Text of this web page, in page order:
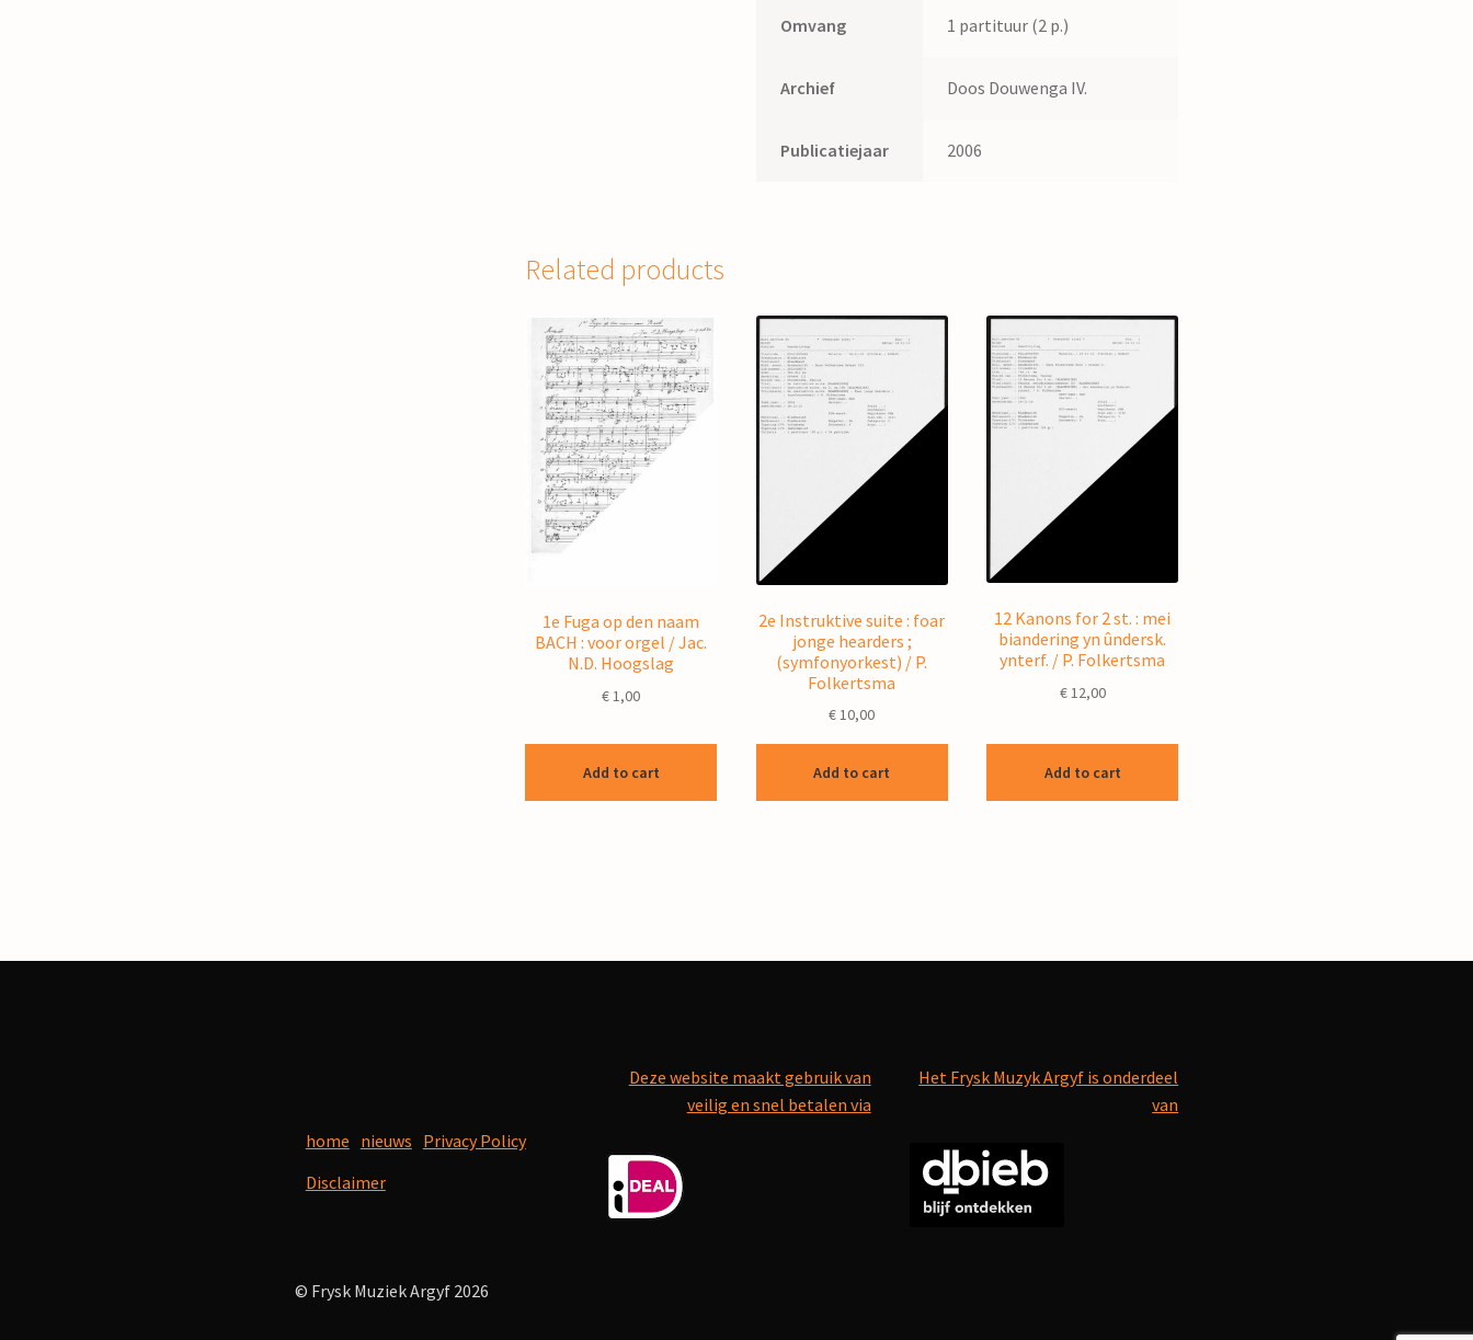
Omvang 1 partituur (2 p.)
Archief Doos Douwenga IV.
Publicatiejaar 2006
Related products
1e Fuga op den naam
BACH : voor orgel / Jac.
N.D. Hoogslag
€1,00
Add to cart
2e Instruktive suite : foar
jonge hearders ;
(symfonyorkest) / P.
Folkertsma
€10,00
Add to cart
12 Kanons for 2 st. : mei
biandering yn ûndersk.
ynterf. / P. Folkertsma
€12,00
Add to cart
home nieuws Privacy Policy
Disclaimer
Deze website maakt gebruik van
veilig en snel betalen via
Het Frysk Muzyk Argyf is onderdeel
van
© Frysk Muziek Argyf 2026